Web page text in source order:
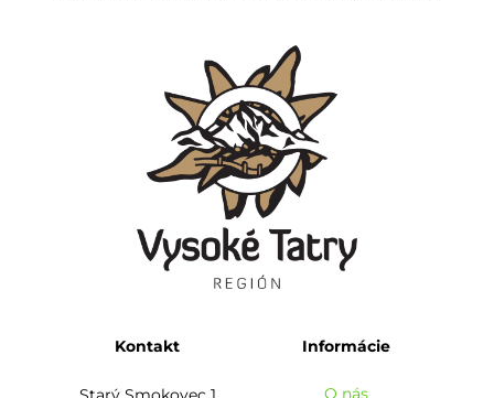
Kontakt Informácie
O nás